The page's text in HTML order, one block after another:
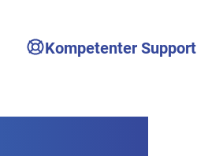
Kompetenter Support